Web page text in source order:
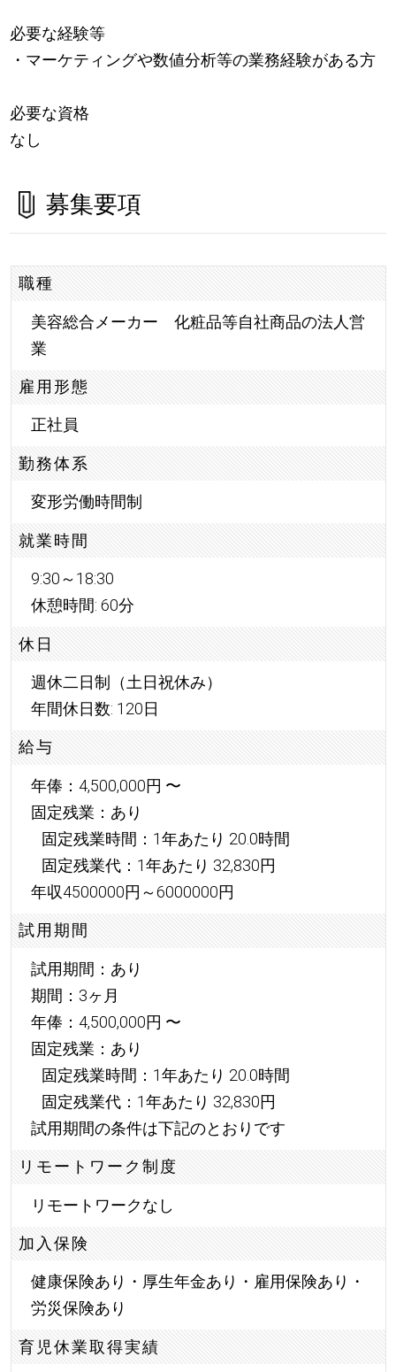
必要な経験等
・マーケティングや数値分析等の業務経験がある方
必要な資格
なし
募集要項
職種
美容総合メーカー 化粧品等自社商品の法人営
業
雇用形態
正社員
勤務体系
変形労働時間制
就業時間
9:30～18:30
休憩時間: 60分
休日
週休二日制（土日祝休み）
年間休日数: 120日
給与
年俸：4,500,000円 〜
固定残業：あり
固定残業時間：1年あたり 20.0時間
固定残業代：1年あたり 32,830円
年収4500000円～6000000円
試用期間
試用期間：あり
期間：3ヶ月
年俸：4,500,000円 〜
固定残業：あり
固定残業時間：1年あたり 20.0時間
固定残業代：1年あたり 32,830円
試用期間の条件は下記のとおりです
リモートワーク制度
リモートワークなし
加入保険
健康保険あり・厚生年金あり・雇用保険あり・
労災保険あり
育児休業取得実績